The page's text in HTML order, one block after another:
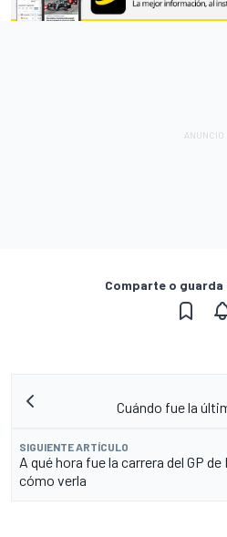
Comparte o
Cuándo fue la
SIGUIENTE ARTÍCULO
A qué hora fue la carrera del GP de
cómo verla